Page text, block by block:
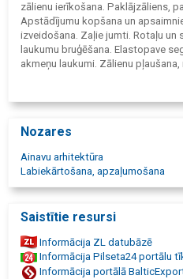
zālienu ierīkošana. Paklājzāliens,
Apstādījumu kopšana un
izveidošana. Zaļie jumti. Rotaļu un
laukumu bruģēšana. Elastopave
akmeņu laukumi. Zālienu
dārza dizains, skices,
Impregnēti mieti un palisādes.
apsaimniekošana, kopšana.
Sniega tīrīšana, izvešana.
Nozares
Ainavu arhitektūra
Labiekārtošana, apzaļumošana
Saistītie resursi
Informācija ZL datubāzē
Informācija Pilseta24 portālu
Informācija portālā